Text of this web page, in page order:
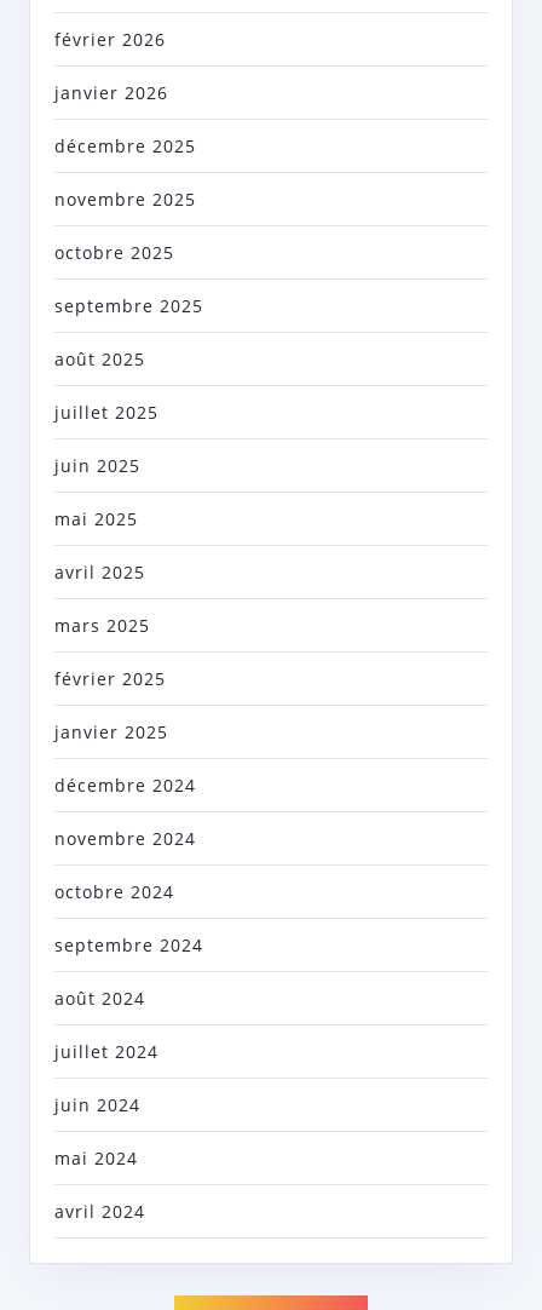
février 2026
janvier 2026
décembre 2025
novembre 2025
octobre 2025
septembre 2025
août 2025
juillet 2025
juin 2025
mai 2025
avril 2025
mars 2025
février 2025
janvier 2025
décembre 2024
novembre 2024
octobre 2024
septembre 2024
août 2024
juillet 2024
juin 2024
mai 2024
avril 2024